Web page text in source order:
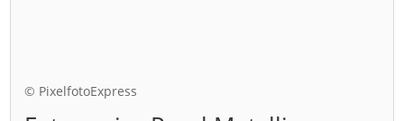
© PixelfotoExpress